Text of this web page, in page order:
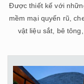
Được thiết kế với
mềm mại quyến rũ,
vật liệu sắt, bê